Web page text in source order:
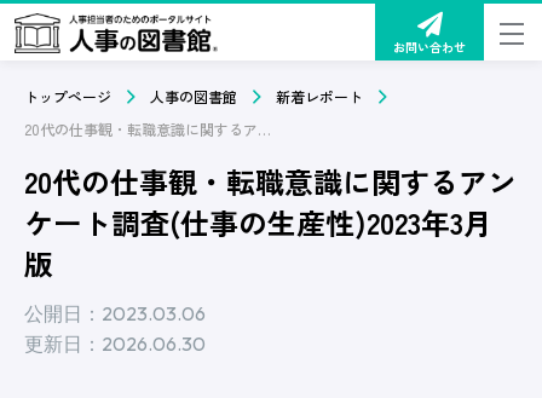
お問い合わせ
トップページ 人事の図書館
新着レポート
20代の仕事観・転職意識に関するアンケート調査(仕事の生産性)2023年3月版
20代の仕事観・転職意識に関するアン
ケート調査(仕事の生産性)2023年3月
版
公開日：2023.03.06
更新日：2026.06.30